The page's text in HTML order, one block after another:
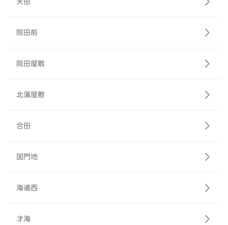
院田前
院田屋敷
北蒲屋敷
合田
国門地
海道西
才海